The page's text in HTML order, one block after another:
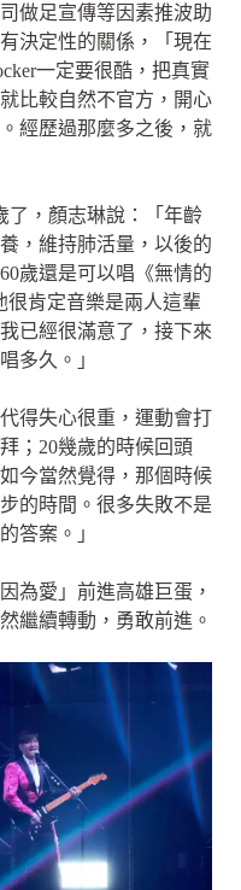
做足宣傳等因素推波助
決定性的關係，「現在
一定要很酷，把真實
比較自然不官方，開心
經歷過那麼多之後，就
了，顏志琳說：「年齡
，維持肺活量，以後的
歲還是可以唱《無情的
很肯定音樂是兩人這輩
已經很滿意了，接下來
多久。」
得失心很重，運動會打
；20幾歲的時候回頭
今當然覺得，那個時候
的時間。很多失敗不是
答案。」
為愛」前進高雄巨蛋，
繼續轉動，勇敢前進。